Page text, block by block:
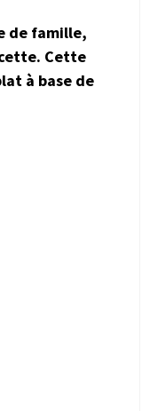
de famille,
Cette
à base de